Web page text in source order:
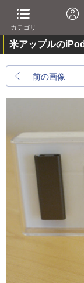
カテゴリ
米アップルの
前の画像